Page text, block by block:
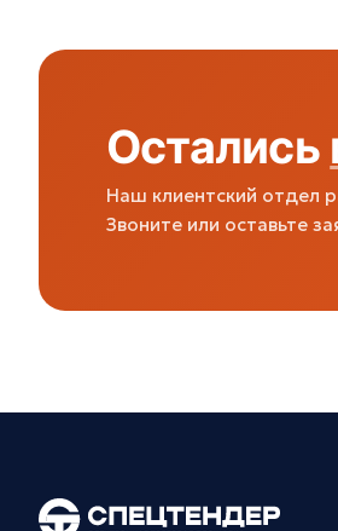
Остались
Наш клиентский отдел
Звоните или оставьте